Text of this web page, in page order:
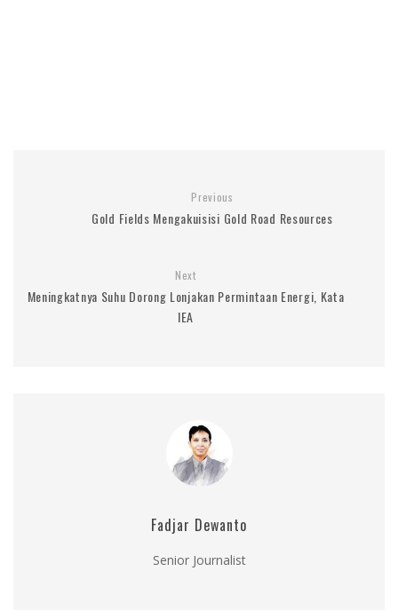
Previous
Gold Fields Mengakuisisi Gold Road Resources
Next
Meningkatnya Suhu Dorong Lonjakan Permintaan Energi, Kata
IEA
Fadjar Dewanto
Senior Journalist